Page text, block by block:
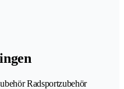
Radsportzubehör